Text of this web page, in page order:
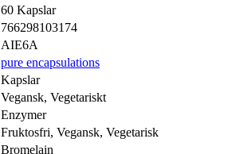
60 Kapslar
766298103174
AIE6A
pure encapsulations
Kapslar
Vegansk, Vegetariskt
Enzymer
Fruktosfri, Vegansk, Vegetarisk
Bromelain